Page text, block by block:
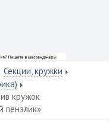
Секции, кружки
кружок
пензлик»